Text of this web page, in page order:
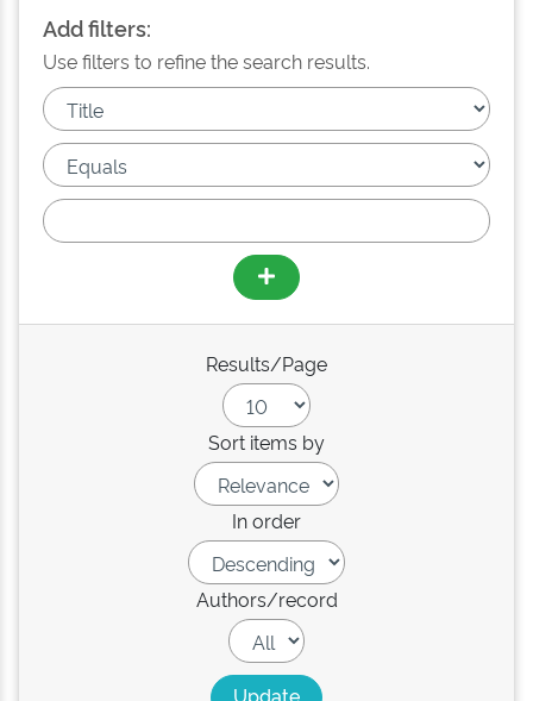
Add filters:
Use filters to refine the search results.
Results/Page
Sort items by
In order
Authors/record